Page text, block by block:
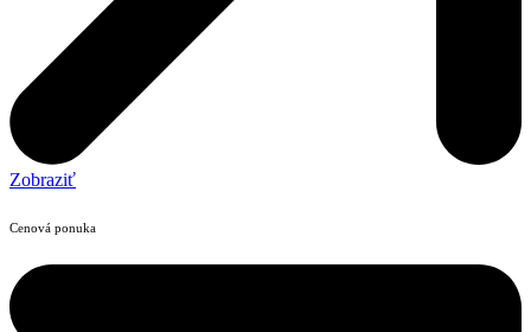
Zobraziť
Cenová ponuka